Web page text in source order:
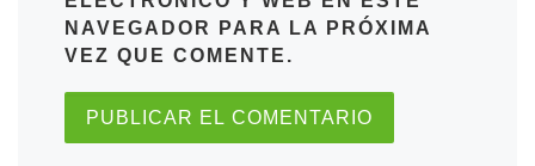
NAVEGADOR PARA LA PRÓXIMA
VEZ QUE COMENTE.